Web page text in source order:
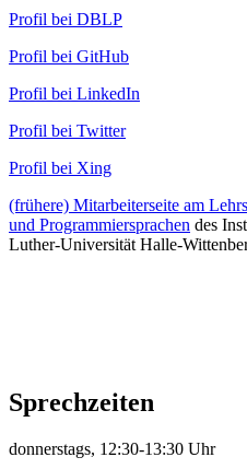
Profil bei DBLP
Profil bei GitHub
Profil bei LinkedIn
Profil bei Twitter
Profil bei Xing
(frühere) Mitarbeiterseite am
und Programmiersprachen des
Luther-Universität Halle-
Sprechzeiten
donnerstags, 12:30-13:30 Uhr